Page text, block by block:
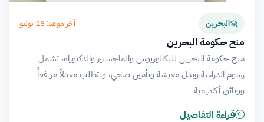
البحرين آخر موعد: 15 يوليو
منح حكومة البحرين
منح حكومة البحرين للبكالوريوس والماجستير والدكتوراه، تشمل
رسوم الدراسة وبدل معيشة وتأمين صحي، وتتطلب معدلاً مرتفعاً
ووثائق أكاديمية.
قراءة التفاصيل